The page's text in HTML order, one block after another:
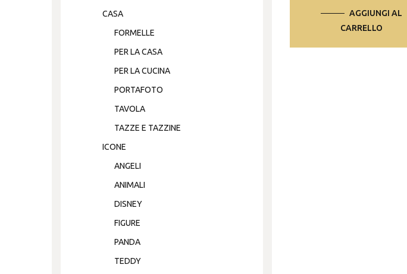
AGGIUNGI AL
CARRELLO
CASA
FORMELLE
PER LA CASA
PER LA CUCINA
PORTAFOTO
TAVOLA
TAZZE E TAZZINE
ICONE
ANGELI
ANIMALI
DISNEY
FIGURE
PANDA
TEDDY